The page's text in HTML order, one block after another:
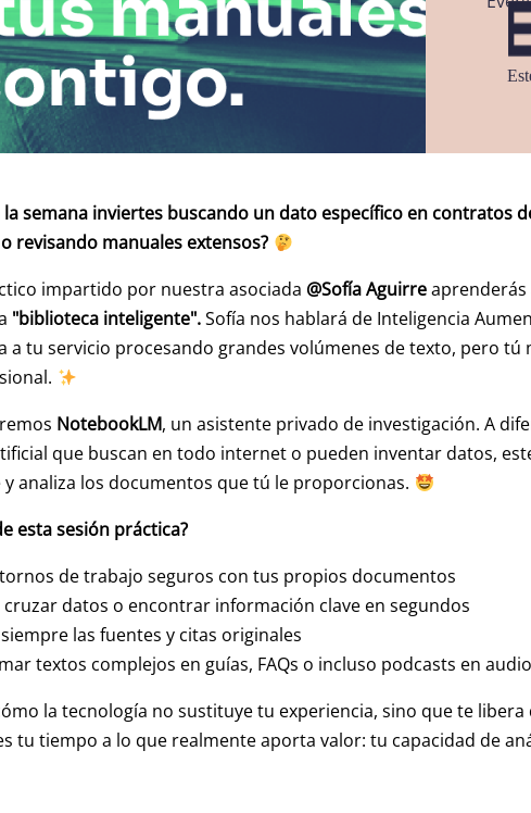
la semana inviertes buscando un dato específico en contratos
revisando manuales extensos?
impartido por nuestra asociada @Sofía Aguirre
"biblioteca inteligente".Sofía nos hablará de Inteligencia
a tu servicio procesando grandes volúmenes de texto, pero
NotebookLM, un asistente privado de investigación. A
que buscan en todo internet o pueden inventar datos,
analiza los documentos que tú le proporcionas.
esta sesión práctica?
de trabajo seguros con tus propios documentos
datos o encontrar información clave en segundos
las fuentes y citas originales
textos complejos en guías, FAQs o incluso podcasts en audio
la tecnología no sustituye tu experiencia, sino que te
tu tiempo a lo que realmente aporta valor: tu capacidad de